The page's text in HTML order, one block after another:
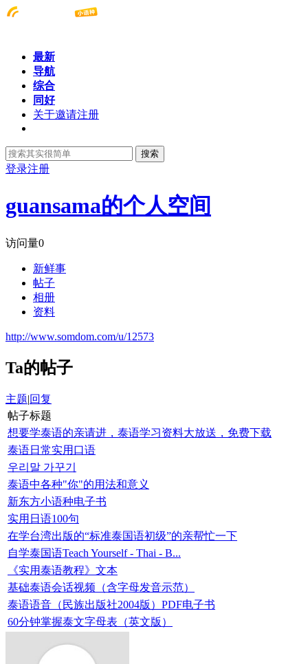
最新
导航
综合
同好
关于邀请注册
搜索
登录注册
guansama的个人空间
访问量0
新鲜事
帖子
相册
资料
http://www.somdom.com/u/12573
Ta的帖子
主题|回复
帖子标题
想要学泰语的亲请进，泰语学习资料大放送，免费下载
泰语日常实用口语
우리말 가꾸기
泰语中各种"你"的用法和意义
新东方小语种电子书
实用日语100句
在学台湾出版的“标准泰国语初级”的亲帮忙一下
自学泰国语Teach Yourself - Thai - B...
《实用泰语教程》文本
基础泰语会话视频（含字母发音示范）
泰语语音（民族出版社2004版）PDF电子书
60分钟掌握泰文字母表（英文版）